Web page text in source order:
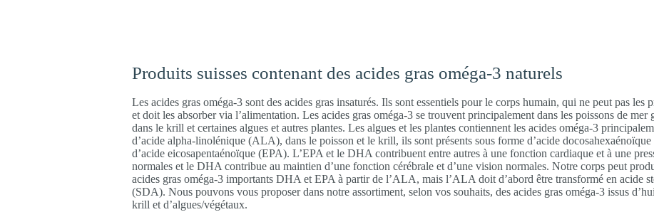
Produits suisses contenant des acides gras oméga-3 naturels
Les acides gras oméga-3 sont des acides gras insaturés. Ils sont essentiels pour le corps humain, qui ne peut pas les
et doit les absorber via l’alimentation. Les acides gras oméga-3 se trouvent principalement dans les poissons de mer
dans le krill et certaines algues et autres plantes. Les algues et les plantes contiennent les acides oméga-3
d’acide alpha-linolénique (ALA), dans le poisson et le krill, ils sont présents sous forme d’acide
d’acide eicosapentaénoïque (EPA). L’EPA et le DHA contribuent entre autres à une fonction cardiaque et à une
normales et le DHA contribue au maintien d’une fonction cérébrale et d’une vision normales. Notre corps peut
acides gras oméga-3 importants DHA et EPA à partir de l’ALA, mais l’ALA doit d’abord être transformé en acide
(SDA). Nous pouvons vous proposer dans notre assortiment, selon vos souhaits, des acides gras oméga-3 issus
krill et d’algues/végétaux.